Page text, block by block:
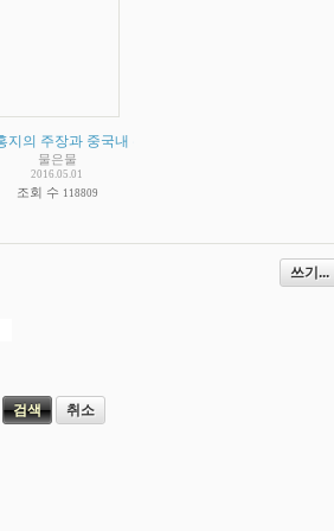
험담 2 (3)
지의 주장과 중국내 수련자들을 죽음으로 대항하라고
물은물
2016.05.01
조회 수 118809
쓰기...
취소